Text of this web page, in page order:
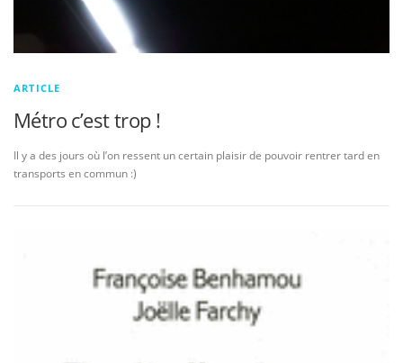
ARTICLE
Métro c’est trop !
Il y a des jours où l’on ressent un certain plaisir de pouvoir rentrer tard en
transports en commun :)